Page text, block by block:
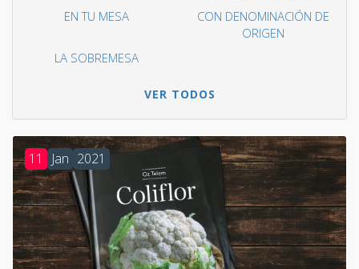
EN TU MESA
CON DENOMINACIÓN DE
ORIGEN
LA SOBREMESA
VER TODOS
11 Jan 2021